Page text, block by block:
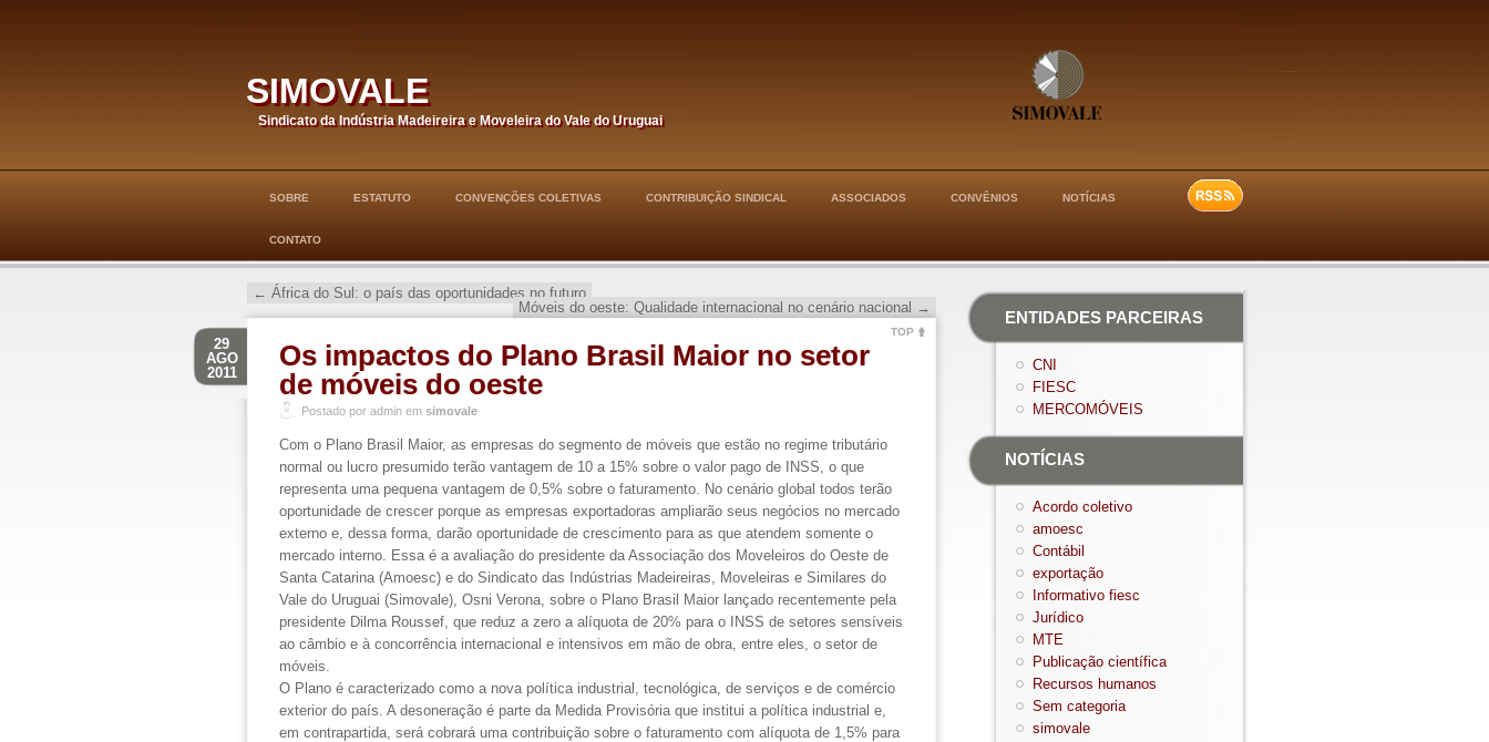
simovale
Sindicato da Indústria Madeireira e Moveleira do Vale do Uruguai
SOBRE ESTATUTO CONVENÇÕES COLETIVAS CONTRIBUIÇÃO SINDICAL ASSOCIADOS CONVÊNIOS NOTÍCIAS
CONTATO
← África do Sul: o país das oportunidades no futuro
Móveis do oeste: Qualidade internacional no cenário nacional →
TOP
Os impactos do Plano Brasil Maior no setor
de móveis do oeste
29
AGO
2011
Postado por admin em simovale
Com o Plano Brasil Maior, as empresas do segmento de móveis que estão no regime tributário
normal ou lucro presumido terão vantagem de 10 a 15% sobre o valor pago de INSS, o que
representa uma pequena vantagem de 0,5% sobre o faturamento. No cenário global todos terão
oportunidade de crescer porque as empresas exportadoras ampliarão seus negócios no mercado
externo e, dessa forma, darão oportunidade de crescimento para as que atendem somente o
mercado interno. Essa é a avaliação do presidente da Associação dos Moveleiros do Oeste de
Santa Catarina (Amoesc) e do Sindicato das Indústrias Madeireiras, Moveleiras e Similares do
Vale do Uruguai (Simovale), Osni Verona, sobre o Plano Brasil Maior lançado recentemente pela
presidente Dilma Roussef, que reduz a zero a alíquota de 20% para o INSS de setores sensíveis
ao câmbio e à concorrência internacional e intensivos em mão de obra, entre eles, o setor de
móveis.
O Plano é caracterizado como a nova política industrial, tecnológica, de serviços e de comércio
exterior do país. A desoneração é parte da Medida Provisória que institui a política industrial e,
em contrapartida, será cobrará uma contribuição sobre o faturamento com alíquota de 1,5% para
ENTIDADES PARCEIRAS
CNI
FIESC
MERCOMÓVEIS
NOTÍCIAS
Acordo coletivo
amoesc
Contábil
exportação
Informativo fiesc
Jurídico
MTE
Publicação científica
Recursos humanos
Sem categoria
simovale